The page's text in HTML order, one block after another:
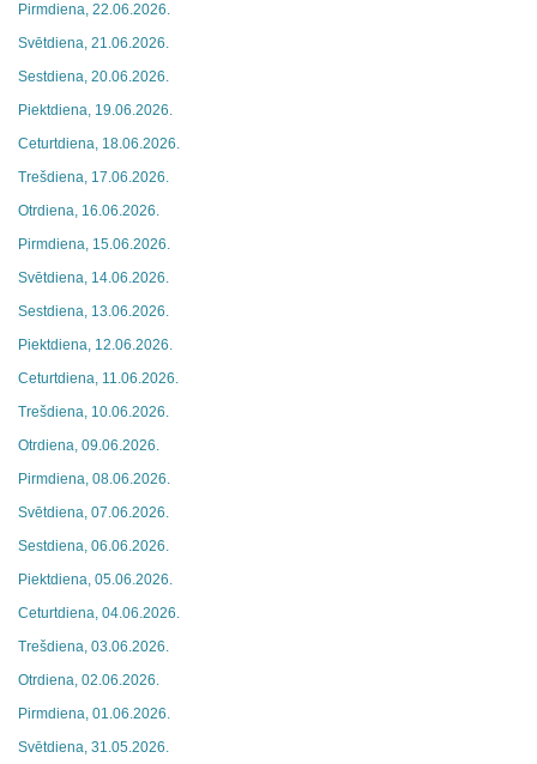
Pirmdiena, 22.06.2026.
Svētdiena, 21.06.2026.
Sestdiena, 20.06.2026.
Piektdiena, 19.06.2026.
Ceturtdiena, 18.06.2026.
Trešdiena, 17.06.2026.
Otrdiena, 16.06.2026.
Pirmdiena, 15.06.2026.
Svētdiena, 14.06.2026.
Sestdiena, 13.06.2026.
Piektdiena, 12.06.2026.
Ceturtdiena, 11.06.2026.
Trešdiena, 10.06.2026.
Otrdiena, 09.06.2026.
Pirmdiena, 08.06.2026.
Svētdiena, 07.06.2026.
Sestdiena, 06.06.2026.
Piektdiena, 05.06.2026.
Ceturtdiena, 04.06.2026.
Trešdiena, 03.06.2026.
Otrdiena, 02.06.2026.
Pirmdiena, 01.06.2026.
Svētdiena, 31.05.2026.